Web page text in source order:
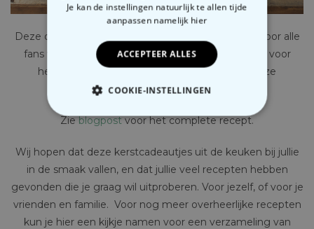
Deze overheerlijke koekjes zijn een ideaal cadeau voor alle
fans van Toscane. Toscane staat natuurlijk bekend voor
heerlijke wijn en lekker eten. Maar ook voor deze
overheerlijke Ricciarelli koekjes!
Zieblogpostvoor het complete recept.
Wij hopen dat deze kerstcadeautjes uit de keuken bij jullie
in de smaak vallen, en dat jullie veel recepten hebben
gevonden die je graag wil uitproberen. Voor jezelf, of voor je
vrienden en familie. Voor nog meer overheerlijke recepten
kun je hier een kijkje namen voor een verzameling van
Je kan de instellingen natuurlijk te allen tijde
aanpassen namelijk hier
ACCEPTEER ALLES
COOKIE-INSTELLINGEN
NOODZAKELIJK
PERFORMANCE
MARKETING OVERIGE